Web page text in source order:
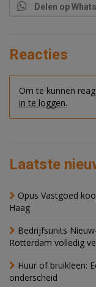
Delen op
Reacties
Om te kunnen
in te loggen.
Laatste
Opus Vastgoed
Haag
Bedrijfsunits
Rotterdam volledig
Huur of bruikleen:
onderscheid